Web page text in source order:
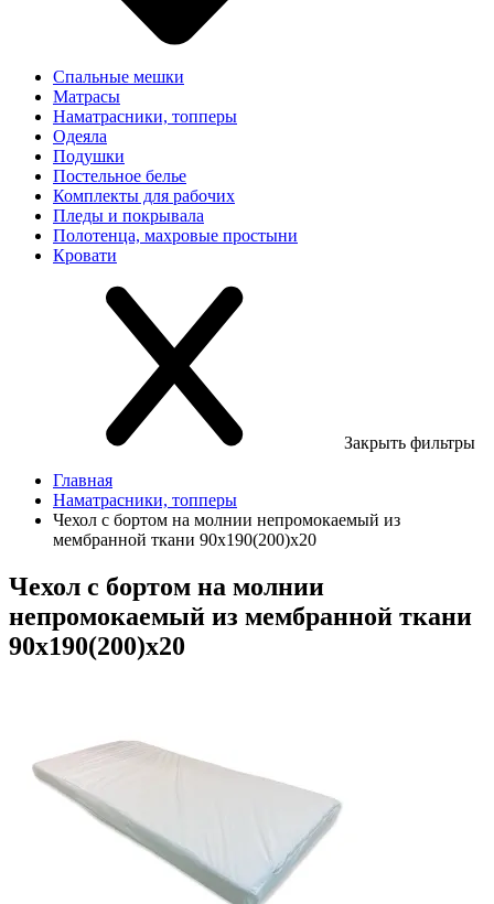
Спальные мешки
Матрасы
Наматрасники, топперы
Одеяла
Подушки
Постельное белье
Комплекты для рабочих
Пледы и покрывала
Полотенца, махровые простыни
Кровати
Закрыть фильтры
Главная
Наматрасники, топперы
Чехол с бортом на молнии непромокаемый из
мембранной ткани 90х190(200)х20
Чехол с бортом на молнии
непромокаемый из мембранной ткани
90х190(200)х20